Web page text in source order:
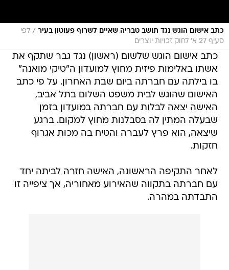
כתב אישום הוגש נגד תושב טבריה שאיים לשרוף פעוטון בעיר / לפי
סעיף 27 א׳ לחוק זכויות יוצרים
כתב אישום הוגש שלשום (ראשון) נגד גבר שתקף את
אשתו באלימות פיזית מחוץ למועדון ה"טיקי מואנה"
בו בילתה עם חברתה ביום שבת האחרון. על פי כתב
האישום שהוגש לבית משפט השלום בתל אביב,
האישה יצאה לבלות עם חברתה במועדון בזמן
שבעלה המתין לה בסבלנות מחוץ למקום. ברגע
שיצאה, הוא פרץ לעברה והטיח בה מכות אגרוף
חזקות.
לאחר התקיפה הראשונה, האישה חזרה לביתה יחד
עם חברתה בתקווה שהאירוע מאחוריה, אך ציפייה זו
התבדתה במהרה.